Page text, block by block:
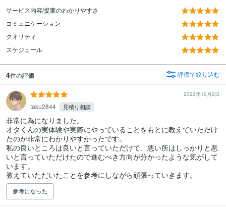
サービス内容/提案のわかりやすさ
コミュニケーション
クオリティ
スケジュール
4件の評価 評価で絞り込む
2023年10月2日
taku2844 見積り相談
非常に為になりました。
オタくんの実体験や実際にやっていることをもとに教えていただけ
たのが非常にわかりやすかったです。
私の良いところは良いと言っていただけて、悪い所はしっかりと悪
いと言っていただけたので進むべき方向が分かったような気がして
います。
教えていただいたことを参考にしながら頑張っていきます。
参考になった